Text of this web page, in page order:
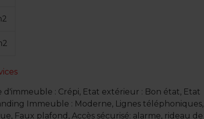
d'immeuble : Crépi, Etat extérieur : Bon état, Etat
Immeuble : Moderne, Lignes téléphoniques,
Faux plafond, Accès sécurisé: alarme, rideau de